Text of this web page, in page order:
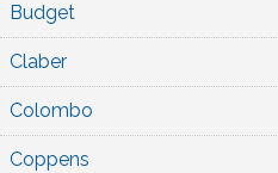
Budget
Claber
Colombo
Coppens